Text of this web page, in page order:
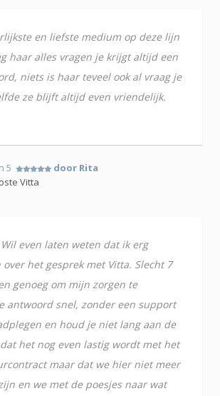
en liefste medium op deze lijn
haar alles vragen je krijgt altijd een
niets is haar teveel ook al vraag je
ze blijft altijd even vriendelijk.
5
door Rita
Vitta
even laten weten dat ik erg
het gesprek met Vitta. Slecht 7
genoeg om mijn zorgen te
antwoord snel, zonder een support
en houd je niet lang aan de
het nog even lastig wordt met het
maar dat we hier niet meer
en we met de poesjes naar wat